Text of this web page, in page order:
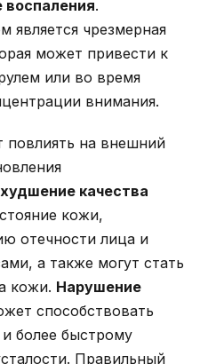
воспаления.
является чрезмерная
может привести к
или во время
внимания.
повлиять на внешний
качества
кожи,
отечности лица и
а также могут стать
кожи. Нарушение
способствовать
более быстрому
Правильный